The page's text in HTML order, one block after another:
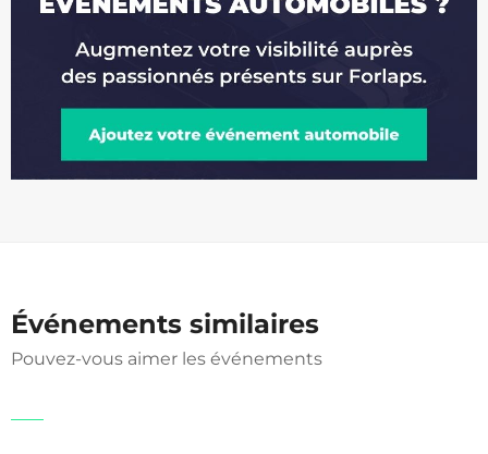
Événements similaires
Pouvez-vous aimer les événements